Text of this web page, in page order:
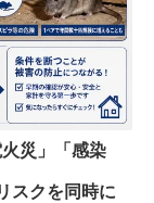
火災」「感染
スクを同時に